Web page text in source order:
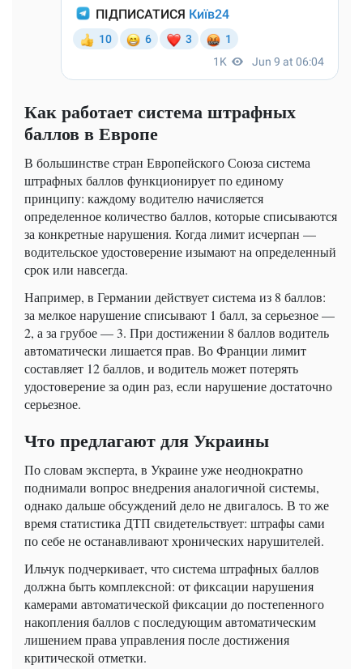
Как работает система штрафных
баллов в Европе
В большинстве стран Европейского Союза система
штрафных баллов функционирует по единому
принципу: каждому водителю начисляется
определенное количество баллов, которые списываются
за конкретные нарушения. Когда лимит исчерпан —
водительское удостоверение изымают на определенный
срок или навсегда.
Например, в Германии действует система из 8 баллов:
за мелкое нарушение списывают 1 балл, за серьезное —
2, а за грубое — 3. При достижении 8 баллов водитель
автоматически лишается прав. Во Франции лимит
составляет 12 баллов, и водитель может потерять
удостоверение за один раз, если нарушение достаточно
серьезное.
Что предлагают для Украины
По словам эксперта, в Украине уже неоднократно
поднимали вопрос внедрения аналогичной системы,
однако дальше обсуждений дело не двигалось. В то же
время статистика ДТП свидетельствует: штрафы сами
по себе не останавливают хронических нарушителей.
Ильчук подчеркивает, что система штрафных баллов
должна быть комплексной: от фиксации нарушения
камерами автоматической фиксации до постепенного
накопления баллов с последующим автоматическим
лишением права управления после достижения
критической отметки.